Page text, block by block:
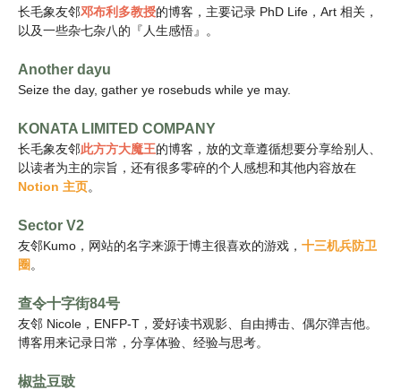
长毛象友邻邓布利多教授的博客，主要记录 PhD Life，Art 相关，
以及一些杂七杂八的『人生感悟』。
Another dayu
Seize the day, gather ye rosebuds while ye may.
KONATA LIMITED COMPANY
长毛象友邻此方方大魔王的博客，放的文章遵循想要分享给别人、
以读者为主的宗旨，还有很多零碎的个人感想和其他内容放在
Notion 主页。
Sector V2
友邻Kumo，网站的名字来源于博主很喜欢的游戏， 十三机兵防卫
圈 。
查令十字街84号
友邻 Nicole，ENFP-T，爱好读书观影、自由搏击、偶尔弹吉他。
博客用来记录日常，分享体验、经验与思考。
椒盐豆豉